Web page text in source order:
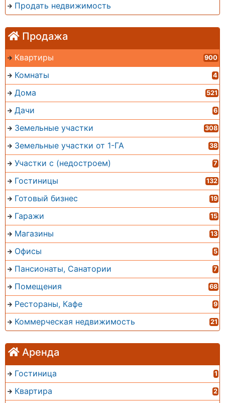
Продать недвижимость
Продажа
Квартиры 900
Комнаты 4
Дома 521
Дачи 6
Земельные участки 308
Земельные участки от 1-ГА 38
Участки с (недостроем) 7
Гостиницы 132
Готовый бизнес 19
Гаражи 15
Магазины 13
Офисы 5
Пансионаты, Санатории 7
Помещения 68
Рестораны, Кафе 9
Коммерческая недвижимость 21
Аренда
Гостиница 1
Квартира 2